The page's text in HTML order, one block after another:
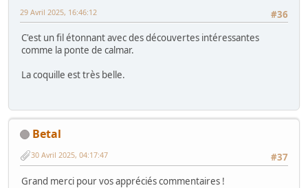
#36
29 Avril 2025, 16:46:12
C'est un fil étonnant avec des découvertes intéressantes
comme la ponte de calmar.
La coquille est très belle.
Betal
#37
30 Avril 2025, 04:17:47
Grand merci pour vos appréciés commentaires !